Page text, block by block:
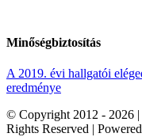
Minőségbiztosítás
A 2019. évi hallgatói
eredménye
© Copyright 2012 - 2026
Rights Reserved |